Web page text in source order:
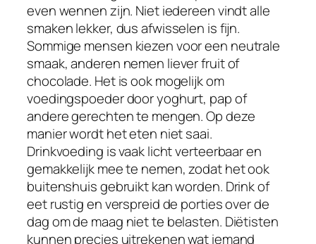
even wennen zijn. Niet iedereen vindt alle
smaken lekker, dus afwisselen is fijn.
Sommige mensen kiezen voor een neutrale
smaak, anderen nemen liever fruit of
chocolade. Het is ook mogelijk om
voedingspoeder door yoghurt, pap of
andere gerechten te mengen. Op deze
manier wordt het eten niet saai.
Drinkvoeding is vaak licht verteerbaar en
gemakkelijk mee te nemen, zodat het ook
buitenshuis gebruikt kan worden. Drink of
eet rustig en verspreid de porties over de
dag om de maag niet te belasten. Diëtisten
kunnen precies uitrekenen wat iemand